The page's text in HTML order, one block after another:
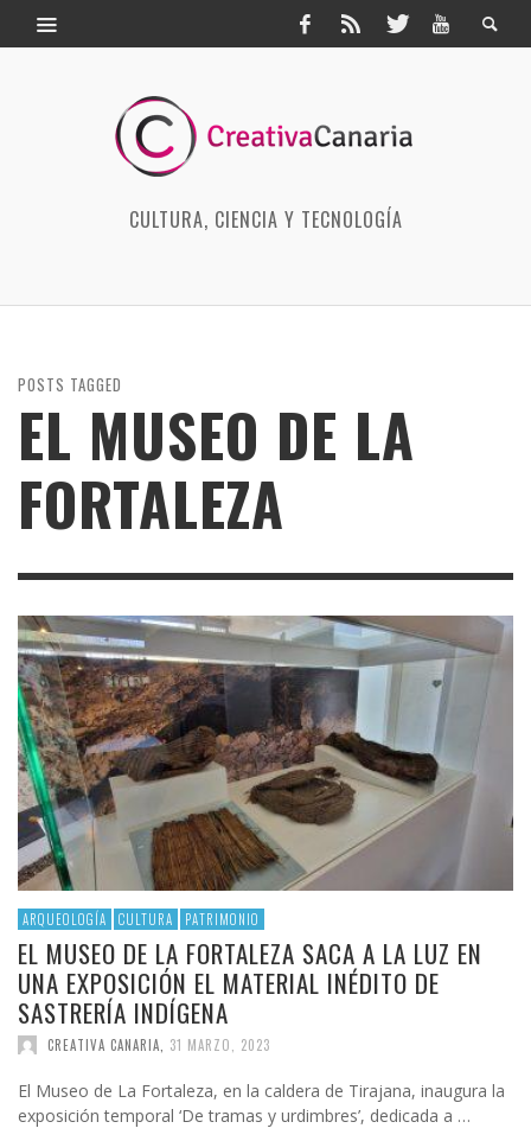
CULTURA, CIENCIA Y TECNOLOGÍA
POSTS TAGGED
EL MUSEO DE LA
FORTALEZA
ARQUEOLOGÍA CULTURA PATRIMONIO
EL MUSEO DE LA FORTALEZA SACA A LA LUZ EN
UNA EXPOSICIÓN EL MATERIAL INÉDITO DE
SASTRERÍA INDÍGENA
CREATIVA CANARIA 31 MARZO, 2023
El Museo de La Fortaleza, en la caldera de Tirajana, inaugura la
exposición temporal ‘De tramas y urdimbres’, dedicada a …